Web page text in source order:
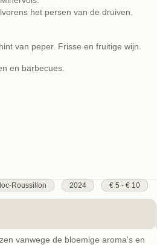
het persen van de druiven.
van peper. Frisse en fruitige wijn.
en barbecues.
Roussillon 2024 € 5 - € 10
vanwege de bloemige aroma's en